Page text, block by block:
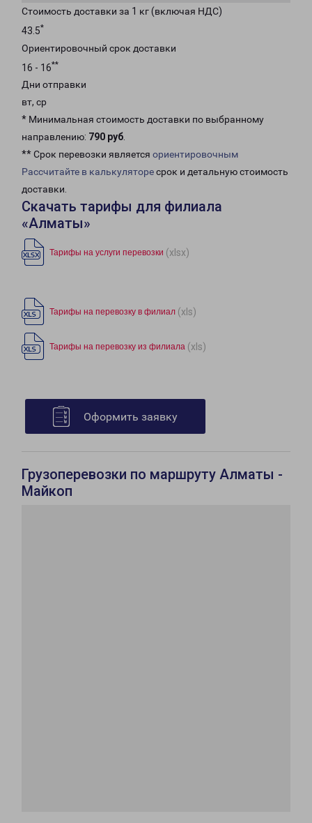
Стоимость доставки за 1 кг (включая НДС)
43.5*
Ориентировочный срок доставки
16 - 16**
Дни отправки
вт, ср
* Минимальная стоимость доставки по выбранному
направлению: 790 руб.
** Срок перевозки является ориентировочным
Рассчитайте в калькуляторесрок и детальную стоимость
доставки.
Скачать тарифы для филиала
«Алматы»
Тарифы на услуги перевозки (xlsx)
Тарифы на перевозку в филиал (xls)
Тарифы на перевозку из филиала (xls)
Оформить заявку
Грузоперевозки по маршруту Алматы -
Майкоп